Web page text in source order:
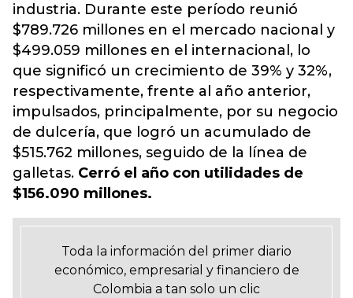
industria. Durante este período reunió
$789.726 millones en el mercado nacional y
$499.059 millones en el internacional, lo
que significó un crecimiento de 39% y 32%,
respectivamente, frente al año anterior,
impulsados, principalmente, por su negocio
de dulcería, que logró un acumulado de
$515.762 millones, seguido de la línea de
galletas. Cerró el año con utilidades de
$156.090 millones.
Toda la información del primer diario
económico, empresarial y financiero de
Colombia a tan solo un clic